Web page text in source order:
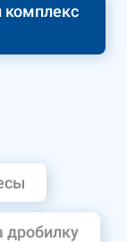
комплекс
дробилку